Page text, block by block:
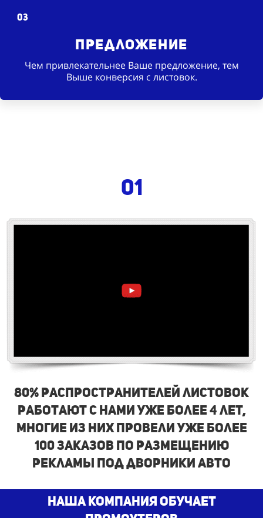
03
Предложение
Чем привлекательнее Ваше предложение, тем
Выше конверсия с листовок.
01
80% распространителей листовок
работают с нами уже более 4 лет,
многие из них провели уже более
100 заказов по размещению
рекламы под дворники авто
наша компания обучает